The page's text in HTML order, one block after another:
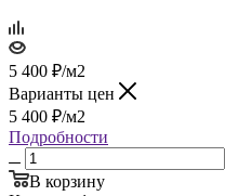
5 400 ₽/м2
Варианты цен
5 400 ₽/м2
Подробности
В корзину